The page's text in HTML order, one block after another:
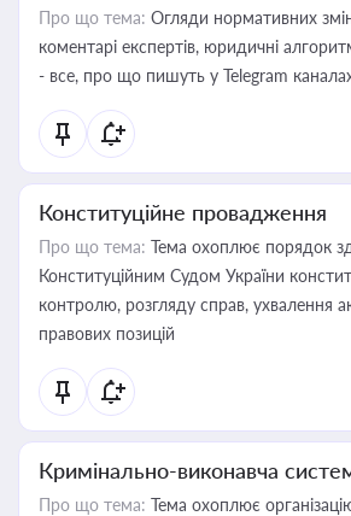
Про що тема: Огляди нормативних
коментарі експертів, юридичні
- все, про що пишуть у Telegram
Конституційне провадження
Про що тема: Тема охоплює порядок
Конституційним Судом України
контролю, розгляду справ, ухвалення
правових позицій
Кримінально-виконавча
Про що тема: Тема охоплює